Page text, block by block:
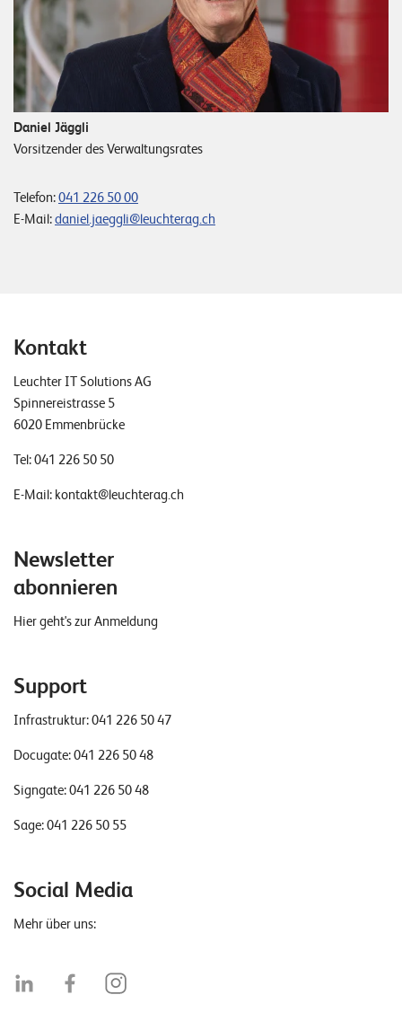
Daniel Jäggli
Vorsitzender des Verwaltungsrates
Telefon:041 226 50 00
E-Mail:daniel.jaeggli@leuchterag.ch
Kontakt
Leuchter IT Solutions AG
Spinnereistrasse 5
6020 Emmenbrücke
Tel:041 226 50 50
E-Mail: kontakt@leuchterag.ch
Newsletter
abonnieren
Hier geht's zur Anmeldung
Support
Infrastruktur:041 226 50 47
Docugate:041 226 50 48
Signgate:041 226 50 48
Sage:041 226 50 55
Social Media
Mehr über uns: